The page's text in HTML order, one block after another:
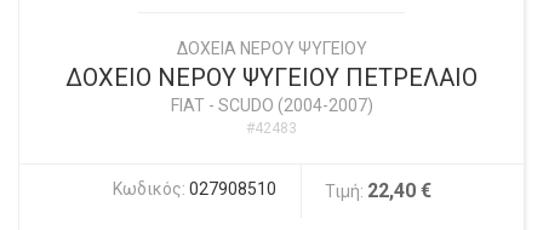
ΔΟΧΕΙΑ ΝΕΡΟΥ ΨΥΓΕΙΟΥ
ΔΟΧΕΙΟ ΝΕΡΟΥ ΨΥΓΕΙΟΥ ΠΕΤΡΕΛΑΙΟ
FIAT- SCUDO (2004-2007)
#42483
Κωδικός: 027908510 Τιμή: 22,40 €